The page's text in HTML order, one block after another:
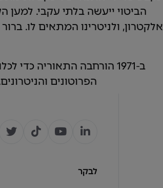
הביטוי ייעשה בלתי עקבי. למען
אלקטרון, ולניטרינו המתאים לו.
ב-1971 הורחבה התאוריה
הפרוטונים
לבקר